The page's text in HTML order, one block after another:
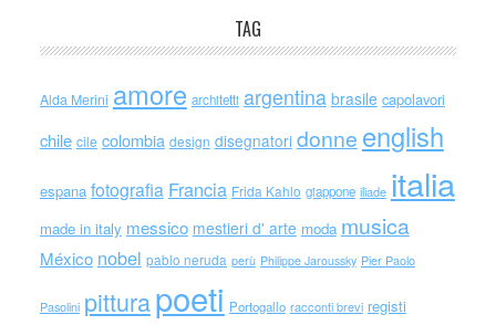
TAG
Alda Merini amore architetti argentina brasile capolavori
chile cile colombia design disegnatori donne english
espana fotografia Francia Frida Kahlo giappone iliade italia
made in italy messico mestieri d' arte moda musica
México nobel pablo neruda perù Philippe Jaroussky Pier Paolo
Pasolini pitturapoeti Portogallo racconti brevi registi